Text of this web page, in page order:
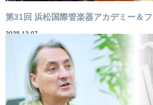
第31回 浜松国際管楽器アカデミー＆
2025-12-07